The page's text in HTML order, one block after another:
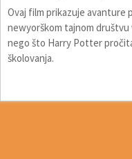
Ovaj film prikazuje avanture
newyorškom tajnom društvu
nego što Harry Potter
školovanja.